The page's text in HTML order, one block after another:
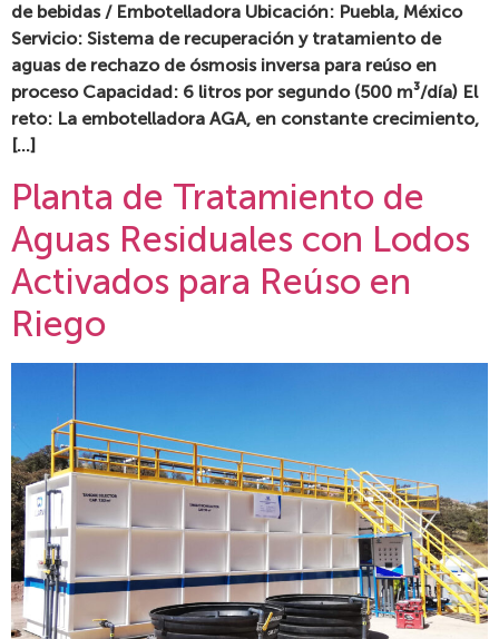
de bebidas / Embotelladora Ubicación: Puebla, México
Servicio: Sistema de recuperación y tratamiento de
aguas de rechazo de ósmosis inversa para reúso en
proceso Capacidad: 6 litros por segundo (500 m³/día) El
reto: La embotelladora AGA, en constante crecimiento,
[…]
Planta de Tratamiento de
Aguas Residuales con Lodos
Activados para Reúso en
Riego